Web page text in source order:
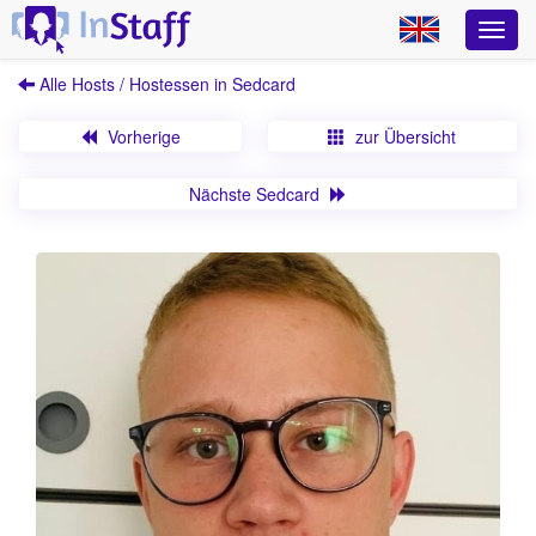
Alle Hosts / Hostessen in Sedcard
Vorherige zur Übersicht
Nächste Sedcard